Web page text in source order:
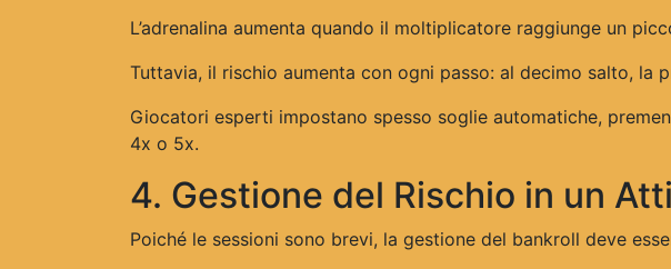
L’adrenalina aumenta quando il moltiplicatore raggiunge un
Tuttavia, il rischio aumenta con ogni passo: al decimo salto, la
Giocatori esperti impostano spesso soglie automatiche,
4x o 5x.
4. Gestione del Rischio in un
Poiché le sessioni sono brevi, la gestione del bankroll deve